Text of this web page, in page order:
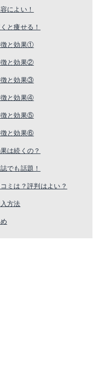
によい！
と痩せる！
徴と効果①
徴と効果②
徴と効果③
徴と効果④
徴と効果⑤
徴と効果⑥
は続くの？
でも話題！
ミは？評判はよい？
方法